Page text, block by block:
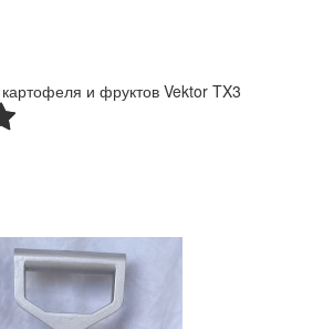
и фруктов Vektor TX3